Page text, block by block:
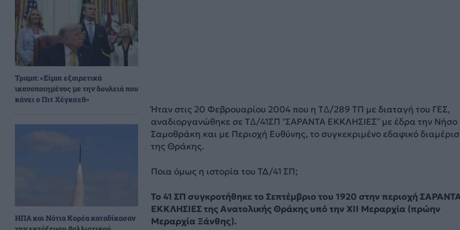
Τραμπ: «Είμαι εξαιρετικά
ικανοποιημένος με την δουλειά που
κάνει ο Πιτ Χέγκσεθ»
ΗΠΑ και Νότια Κορέα καταδίκασαν
Ήταν στις 20 Φεβρουαρίου 2004 που η Τ∆/289 ΤΠ με διαταγή του ΓΕΣ,
αναδιοργανώθηκε σε Τ∆/41ΣΠ ‘’ΣΑΡΑΝΤΑ ΕΚΚΛΗΣΙΕΣ’’ με έδρα την Νήσο
Σαμοθράκη και με Περιοχή Ευθύνης, το συγκεκριμένο εδαφικό
της Θράκης.
Ποια όμως η ιστορία του ΤΔ/41 ΣΠ;
Το 41 ΣΠ συγκροτήθηκε το Σεπτέμβριο του 1920 στην περιοχή
ΕΚΚΛΗΣΙΕΣ της Ανατολικής Θράκης υπό την ΧΙΙ Μεραρχία (πρώην
Μεραρχία Ξάνθης).